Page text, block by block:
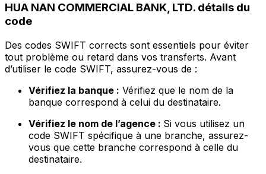
HUA NAN COMMERCIAL BANK, LTD. détails du
code
Des codes SWIFT corrects sont essentiels pour éviter
tout problème ou retard dans vos transferts. Avant
d’utiliser le code SWIFT, assurez-vous de :
Vérifiez la banque : Vérifiez que le nom de la
banque correspond à celui du destinataire.
Vérifiez le nom de l’agence : Si vous utilisez un
code SWIFT spécifique à une branche, assurez-
vous que cette branche correspond à celle du
destinataire.